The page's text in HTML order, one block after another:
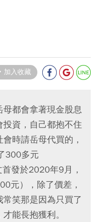
加入收藏
都會拿著現金股息
資，自己都抱不住
時請岳母代買的，
300多元
發於2020年9月，
元），除了價差，
笑那是因為只買了
能長抱獲利。